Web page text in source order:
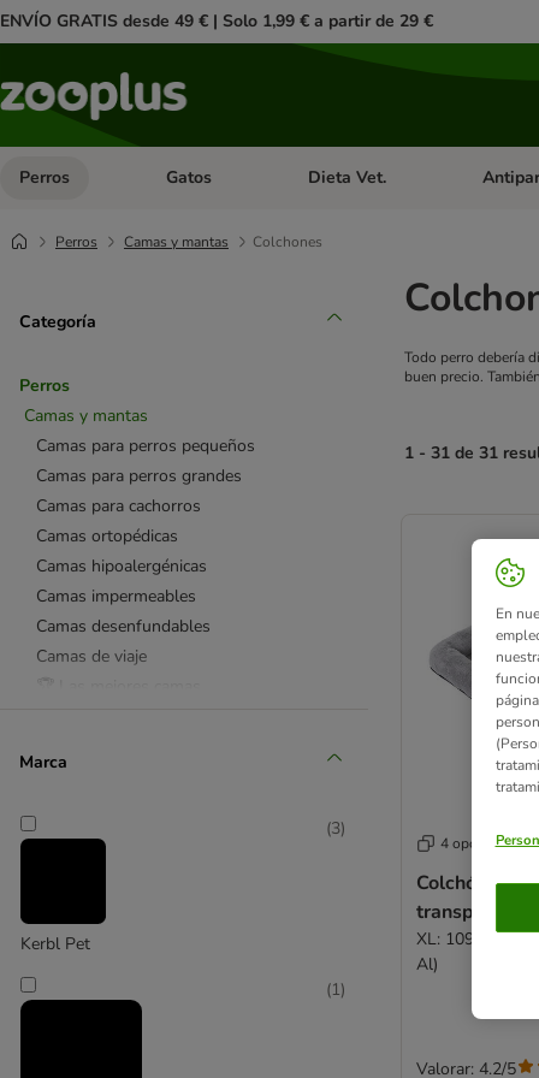
ENVÍO GRATIS desde 49 € | Solo 1,99 € a partir de 29 €
Perros Menú de categoria abierto: Perros
Gatos Menú de categoria abierto: Gatos
Dieta Vet. Menú
Perros Camas y mantas Colchones
Categoría
Perros
Camas y mantas
Camas para perros pequeños
Camas para perros grandes
Camas para cachorros
Camas ortopédicas
Camas hipoalergénicas
Camas impermeables
Camas desenfundables
Camas de viaje
Cuevas para perros
Camas de plástico
Sofás
Marca
Kerbl Pet
(3)
(1)
Todo perro debería
buen precio.
1 - 31 de 31
4 opciones
Colchón
transportines
XL: 109 x 69 x
Al)
Valorar: 4.2/5
En